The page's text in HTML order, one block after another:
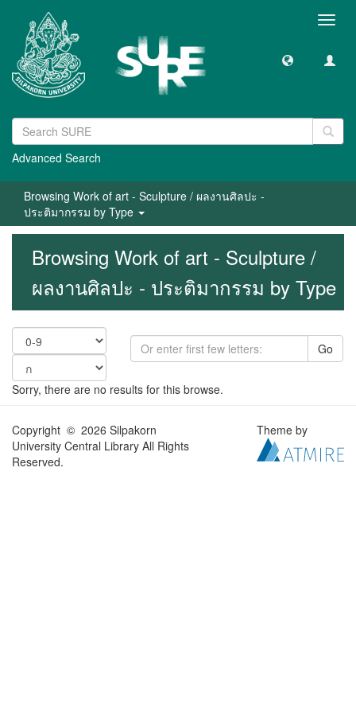
Advanced Search
Browsing Work of art - Sculpture / ผลงานศิลปะ -
ประติมากรรม by Type
Browsing Work of art - Sculpture /
ผลงานศิลปะ - ประติมากรรม by Type
Go
Sorry, there are no results for this browse.
Copyright © 2026 Silpakorn
University Central Library All Rights
Reserved.
Theme by